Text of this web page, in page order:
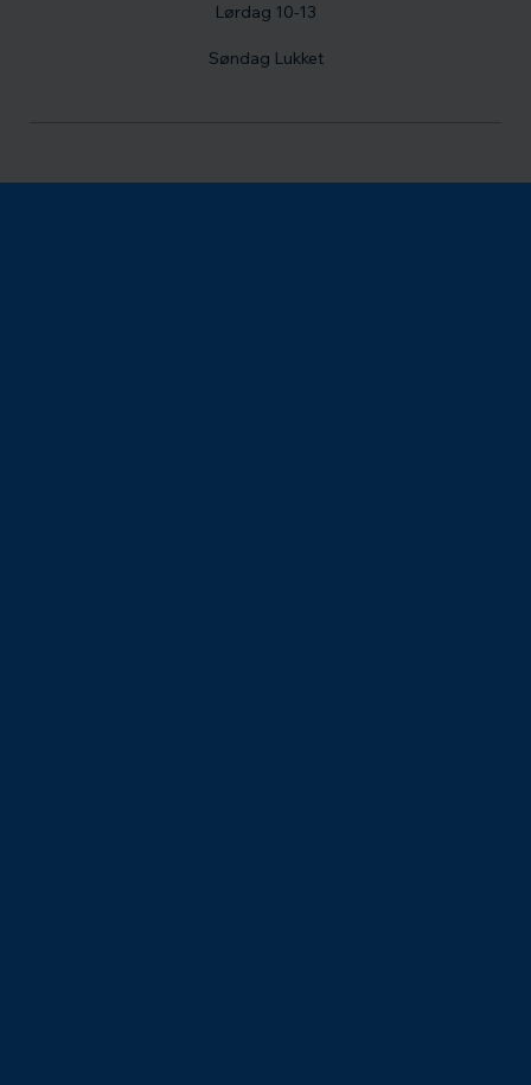
Lørdag 10-13
Søndag Lukket